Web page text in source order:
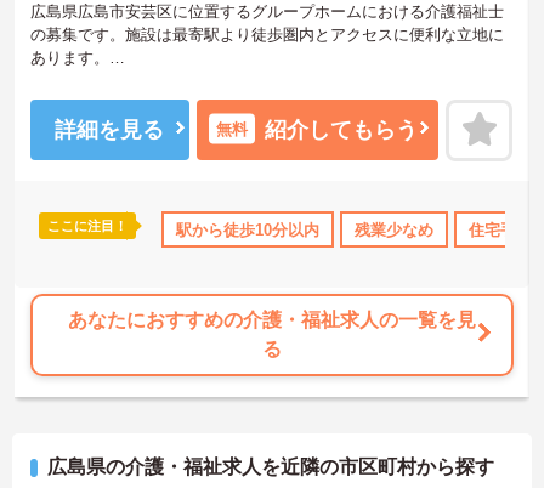
･育休･介護休暇取得実績あり 社会保険完備 交通費支給 退職金
広島県広島市安芸区に位置するグループホームにおける介護福祉士
の募集です。施設は最寄駅より徒歩圏内とアクセスに便利な立地に
あります。
いただけます。資格やこれまでの経験を活かしながらご勤務いただ
ける環境です。
ご興味のある方には、面接対策ポイントなど、さらに詳細をご案内
詳細を見る 無料 紹介してもらう
ここに注目！ 駅から徒歩10分以内 残業少なめ 住宅手当
あなたにおすすめの介護・福祉求人の一覧を見
る
広島県の介護・福祉求人を近隣の市区町村から探す